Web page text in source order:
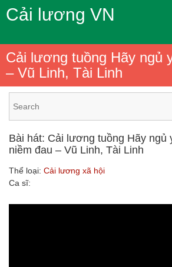
Cải lương VN
Cải lương tuồng Hãy ngủ
– Vũ Linh, Tài Linh
Bài hát: Cải lương tuồng Hãy ngủ
niềm đau – Vũ Linh, Tài Linh
Thể loại: Cải lương xã hội
Ca sĩ: